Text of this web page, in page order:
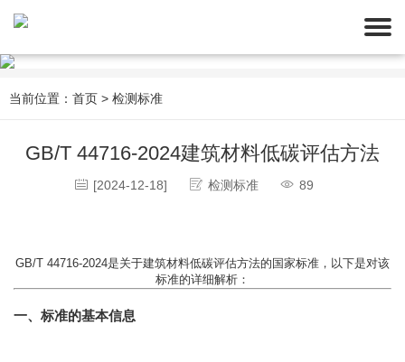
当前位置： 首页 > 检测标准
GB/T 44716-2024建筑材料低碳评估方法
[2024-12-18] 检测标准 89
GB/T 44716-2024是关于建筑材料低碳评估方法的国家标准，以下是对该
一、标准的基本信息